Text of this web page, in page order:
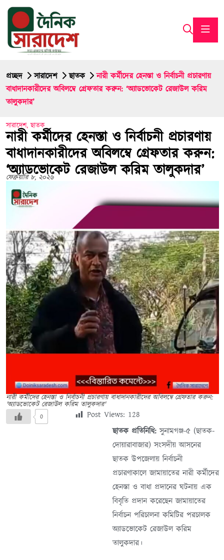
প্রচ্ছদ সারাদেশ ছাতক
নারী কর্মীদের হেনস্তা ও নির্বাচনী প্রচারণায়
বাধাদানকারীদের অবিলম্বে গ্রেফতার করুন: ‘অ্যাডভোকেট রেজাউল করিম
তালুকদার’
সারাদেশ,ছাতক
নারী কর্মীদের হেনস্তা ও নির্বাচনী প্রচারণায়
বাধাদানকারীদের অবিলম্বে গ্রেফতার করুন:
‘অ্যাডভোকেট রেজাউল করিম তালুকদার’
ফেব্রুয়ারি ৮, ২০২৬
নারী কর্মীদের হেনস্তা ও নির্বাচনী প্রচারণায় বাধাদানকারীদের অবিলম্বে গ্রেফতার করুন:
'অ্যাডভোকেট রেজাউল করিম তালুকদার'
0 Post Views: 128
ছাতক প্রতিনিধি: সুনামগঞ্জ-৫ (ছাতক-
দোয়ারাবাজার) সংসদীয় আসনের
ছাতক উপজেলায় নির্বাচনী
প্রচারণাকালে জামায়াতের নারী কর্মীদের
হেনস্তা ও বাধা প্রদানের ঘটনায় এক
বিবৃতি প্রদান করেছেন জামায়াতের
নির্বাচন পরিচালনা কমিটির পরচালক
অ্যাডভোকেট রেজাউল করিম
তালুকদার।